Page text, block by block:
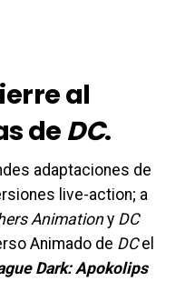
al
deDC.
adaptaciones de
live-action; a
Animationy DC
Animado de DCel
Dark: Apokolips